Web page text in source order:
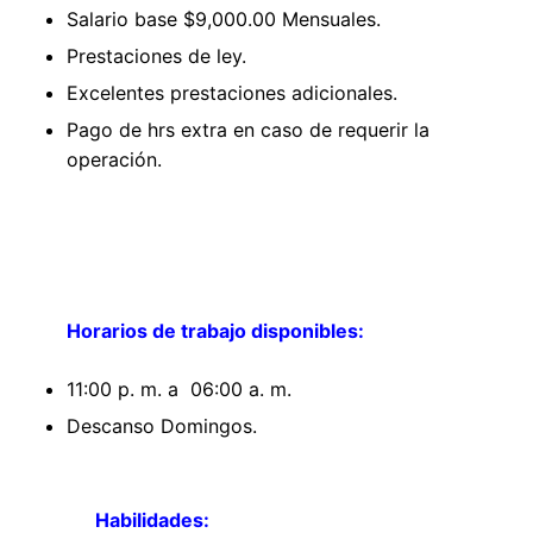
Salario base $9,000.00 Mensuales.
Prestaciones de ley.
Excelentes prestaciones adicionales.
Pago de hrs extra en caso de requerir la
operación.
Horarios de trabajo disponibles:
11:00 p. m. a 06:00 a. m.
Descanso Domingos.
Habilidades: